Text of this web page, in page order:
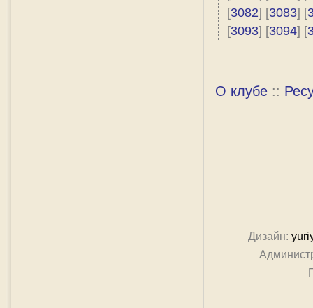
[3082] [3083] [
[3093] [3094] [
О клубе ::
Дизайн: